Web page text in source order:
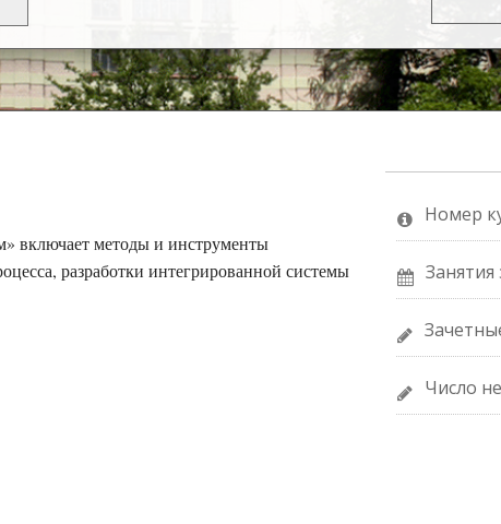
включает методы и инструменты
разработки интегрированной системы
Номер
Занятия
Число